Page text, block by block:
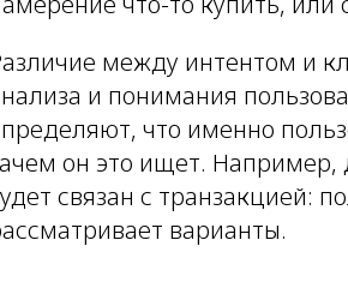
между интентом и
и понимания
что именно
он это ищет. Например,
связан с транзакцией:
варианты.